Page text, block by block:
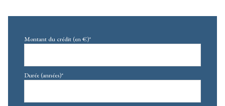
Montant du crédit (en €)*
Durée (années)*